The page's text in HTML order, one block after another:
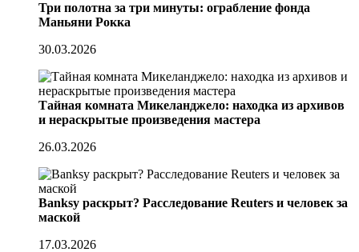
Три полотна за три минуты: ограбление фонда
Маньяни Рокка
30.03.2026
Тайная комната Микеланджело: находка из архивов
и нераскрытые произведения мастера
26.03.2026
Banksy раскрыт? Расследование Reuters и человек за
маской
17.03.2026